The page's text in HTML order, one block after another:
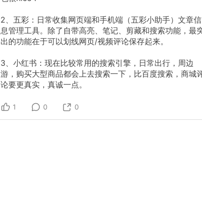
2、五彩：日常收集网页端和手机端（五彩小助手）文章信
息管理工具。除了自带高亮、笔记、剪藏和搜索功能，最
出的功能在于可以划线网页/视频评论保存起来。
3、小红书：现在比较常用的搜索引擎，日常出行，周边
游，购买大型商品都会上去搜索一下，比百度搜索，商城
论要更真实，真诚一点。
1 0 0